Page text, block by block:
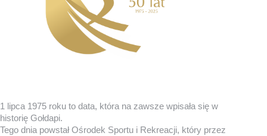
1 lipca 1975 roku to data, która na zawsze wpisała się w
historię Gołdapi.
Tego dnia powstał Ośrodek Sportu i Rekreacji, który przez